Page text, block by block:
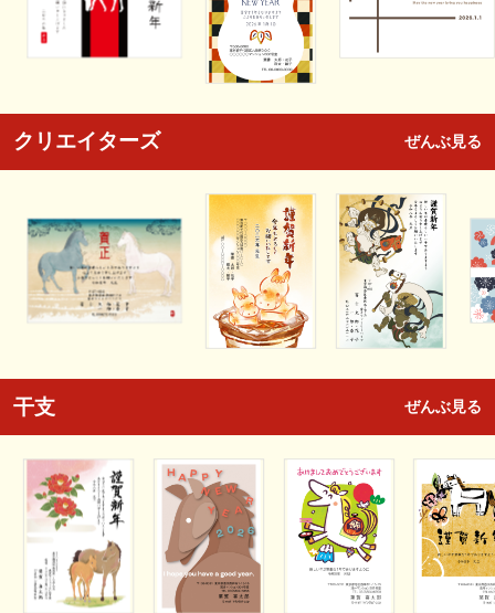
クリエイターズ ぜんぶ見る
干支 ぜんぶ見る